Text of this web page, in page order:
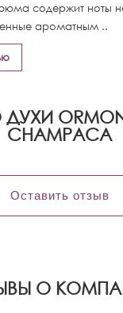
содержит ноты
ароматным ..
CHAMPACA
Оставить отзыв
О